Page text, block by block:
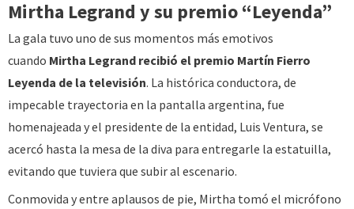
Mirtha Legrand y su premio “Leyenda”
La gala tuvo uno de sus momentos más emotivos
cuando Mirtha Legrand recibió el premio Martín Fierro
Leyenda de la televisión. La histórica conductora, de
impecable trayectoria en la pantalla argentina, fue
homenajeada y el presidente de la entidad, Luis Ventura, se
acercó hasta la mesa de la diva para entregarle la estatuilla,
evitando que tuviera que subir al escenario.
Conmovida y entre aplausos de pie, Mirtha tomó el micrófono